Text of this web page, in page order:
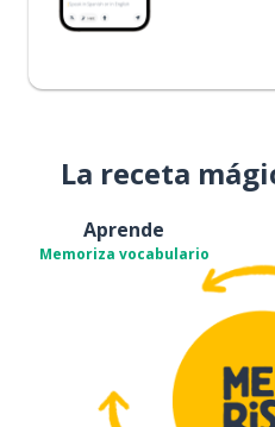
La receta
Aprende
Memoriza vocabulario